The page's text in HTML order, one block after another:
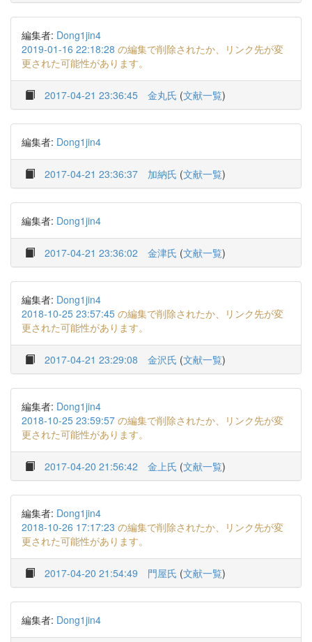
編集者: Dong1jin4
2019-01-16 22:18:28 の編集で削除されたか、リンク先が変
更された可能性があります。
2017-04-21 23:36:45 金丸氏 (文献一覧)
編集者: Dong1jin4
2017-04-21 23:36:37 加納氏 (文献一覧)
編集者: Dong1jin4
2017-04-21 23:36:02 金津氏 (文献一覧)
編集者: Dong1jin4
2018-10-25 23:57:45 の編集で削除されたか、リンク先が変
更された可能性があります。
2017-04-21 23:29:08 金沢氏 (文献一覧)
編集者: Dong1jin4
2018-10-25 23:59:57 の編集で削除されたか、リンク先が変
更された可能性があります。
2017-04-20 21:56:42 金上氏 (文献一覧)
編集者: Dong1jin4
2018-10-26 17:17:23 の編集で削除されたか、リンク先が変
更された可能性があります。
2017-04-20 21:54:49 門屋氏 (文献一覧)
編集者: Dong1jin4